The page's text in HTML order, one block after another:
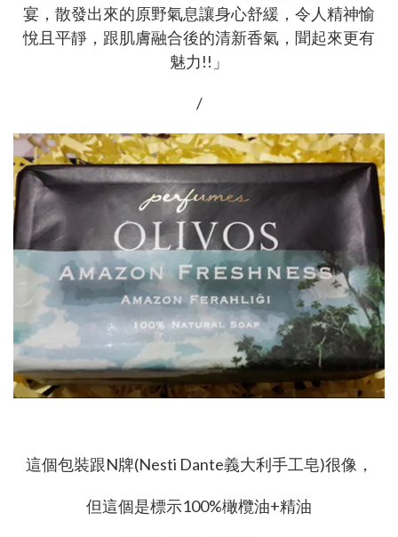
宴，散發出來的原野氣息讓身心舒緩，令人精神愉
悅且平靜，跟肌膚融合後的清新香氣，聞起來更有
魅力!!」
/
這個包裝跟N牌(Nesti Dante義大利手工皂)很像，
但這個是標示100%橄欖油+精油